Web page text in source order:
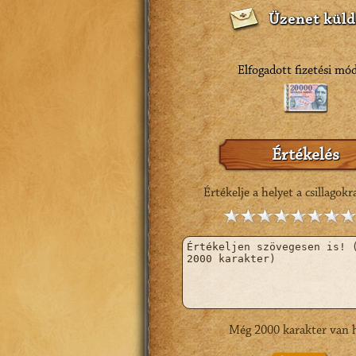
Üzenet
Elfogadott fizetési
Értékelés
Értékelje a helyet a
Még2000karakter van